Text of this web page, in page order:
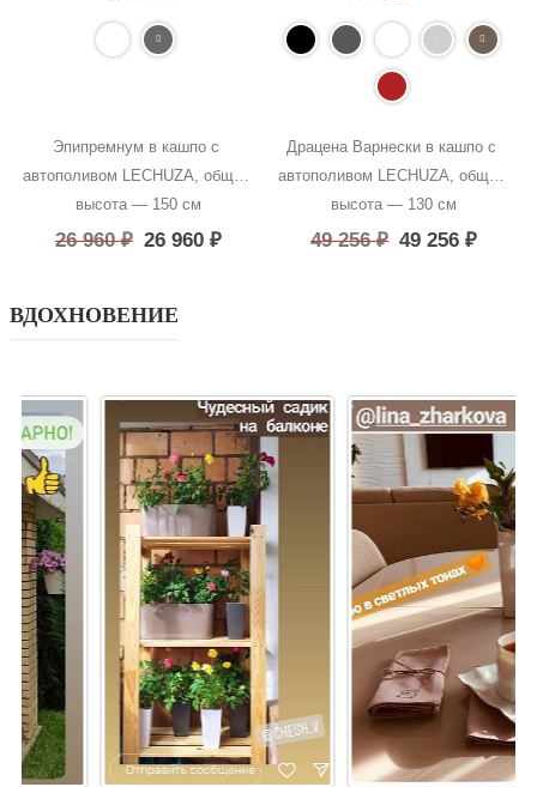
Эпипремнум в кашпо с
автополивом LECHUZA, общая
высота — 150 см
26 960₽ 26 960 ₽
Драцена Варнески в кашпо с
автополивом LECHUZA, общая
высота — 130 см
49 256₽ 49 256₽
ВДОХНОВЕНИЕ